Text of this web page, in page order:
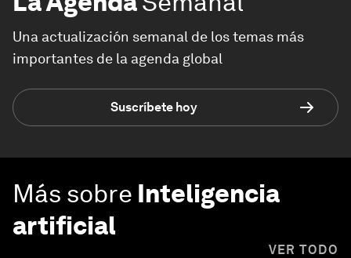
Una actualización semanal de los temas más
importantes de la agenda global
Suscríbete hoy
Más sobre Inteligencia
artificial
VER TODO